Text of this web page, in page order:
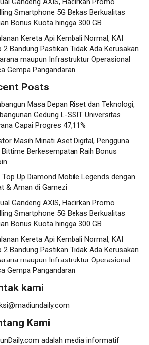
Gandeng AXIS, Hadirkan Promo
Smartphone 5G Bekas Berkualitas
Bonus Kuota hingga 300 GB
Kereta Api Kembali Normal, KAI
2 Bandung Pastikan Tidak Ada Kerusakan
maupun Infrastruktur Operasional
Gempa Pangandaran
Posts
Masa Depan Riset dan Teknologi,
Gedung L-SSIT Universitas
Capai Progres 47,11%
Masih Minati Aset Digital, Pengguna
Bittime Berkesempatan Raih Bonus
Top Up Diamond Mobile Legends dengan
& Aman di Gamezi
Gandeng AXIS, Hadirkan Promo
Smartphone 5G Bekas Berkualitas
Bonus Kuota hingga 300 GB
Kereta Api Kembali Normal, KAI
2 Bandung Pastikan Tidak Ada Kerusakan
maupun Infrastruktur Operasional
Gempa Pangandaran
kami
Kami
adalah media informatif